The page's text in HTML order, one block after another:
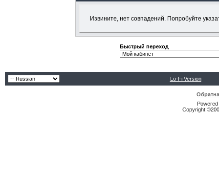
Извините, нет совпадений. Попробуйте
Быстрый переход
Lo-Fi Version
Copyright